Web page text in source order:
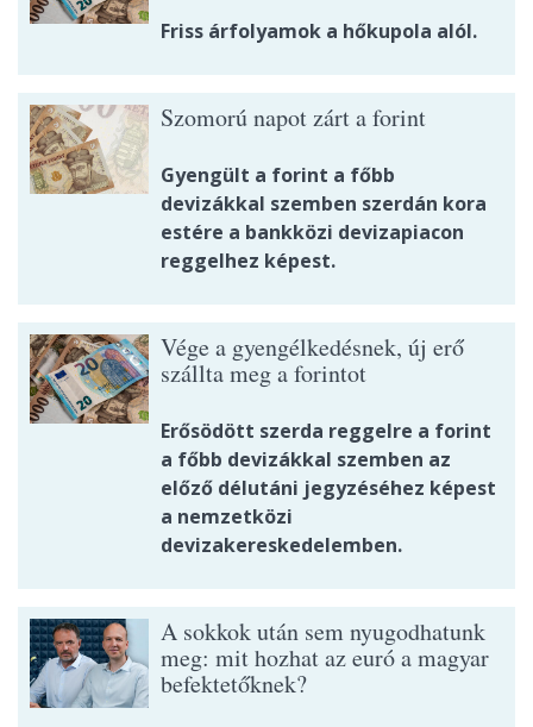
Friss árfolyamok a hőkupola alól.
Szomorú napot zárt a forint
Gyengült a forint a főbb
devizákkal szemben szerdán kora
estére a bankközi devizapiacon
reggelhez képest.
Vége a gyengélkedésnek, új erő
szállta meg a forintot
Erősödött szerda reggelre a forint
a főbb devizákkal szemben az
előző délutáni jegyzéséhez képest
a nemzetközi
devizakereskedelemben.
A sokkok után sem nyugodhatunk
meg: mit hozhat az euró a magyar
befektetőknek?